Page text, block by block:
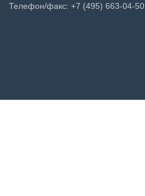
Телефон/факс: +7 (495) 663-04-50